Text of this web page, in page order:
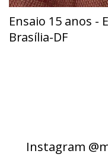
Ensaio 15 anos -
Brasília-DF
Instagram